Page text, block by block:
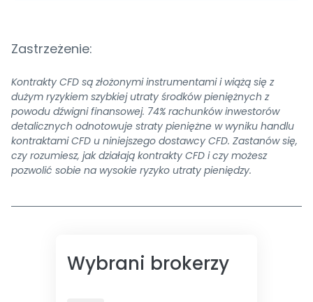
Zastrzeżenie:
Kontrakty CFD są złożonymi instrumentami i wiążą się z
dużym ryzykiem szybkiej utraty środków pieniężnych z
powodu dźwigni finansowej. 74% rachunków inwestorów
detalicznych odnotowuje straty pieniężne w wyniku handlu
kontraktami CFD u niniejszego dostawcy CFD. Zastanów się,
czy rozumiesz, jak działają kontrakty CFD i czy możesz
pozwolić sobie na wysokie ryzyko utraty pieniędzy.
Wybrani brokerzy